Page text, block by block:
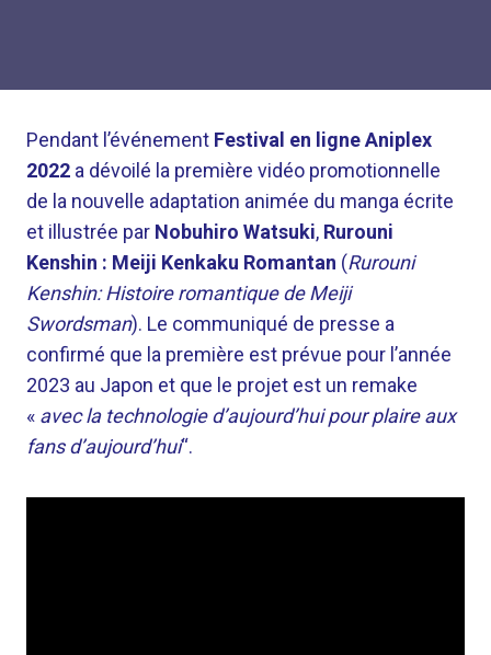
Pendant l’événement Festival en ligne Aniplex
2022 a dévoilé la première vidéo promotionnelle
de la nouvelle adaptation animée du manga écrite
et illustrée par Nobuhiro Watsuki, Rurouni
Kenshin : Meiji Kenkaku Romantan (Rurouni
Kenshin: Histoire romantique de Meiji
Swordsman). Le communiqué de presse a
confirmé que la première est prévue pour l’année
2023 au Japon et que le projet est un remake
« avec la technologie d’aujourd’hui pour plaire aux
fans d’aujourd’hui“.